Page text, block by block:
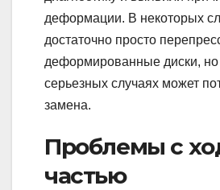
деформации. В некоторых
достаточно просто
деформированные диски,
серьезных случаях может
замена.
Проблемы с
частью